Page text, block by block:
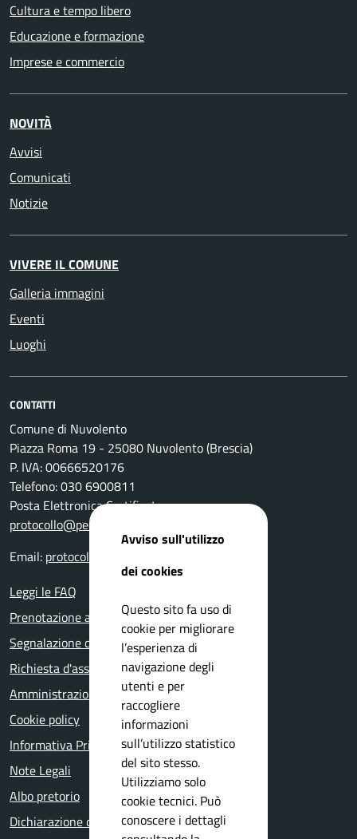
Cultura e tempo libero
Educazione e formazione
Imprese e commercio
NOVITÀ
Avvisi
Comunicati
Notizie
VIVERE IL COMUNE
Galleria immagini
Eventi
Luoghi
CONTATTI
Comune di Nuvolento
Piazza Roma 19 - 25080 Nuvolento (Brescia)
P. IVA: 00666520176
Telefono: 030 6900811
Posta Elettronica Certificata:
protocollo@pec.comune.nuvolento.bs.it
Email: protocollo@comune.nuvolento.bs.it
Leggi le FAQ
Prenotazione appuntamento
Segnalazione disservizio
Richiesta d'assistenza
Amministrazione trasparente
Cookie policy
Informativa Privacy
Note Legali
Albo pretorio
Dichiarazione di accessibilità
Avviso sull'utilizzo
dei cookies
Questo sito fa uso di
cookie per migliorare
l’esperienza di
navigazione degli
utenti e per
raccogliere
informazioni
sull’utilizzo statistico
del sito stesso.
Utilizziamo solo
cookie tecnici. Può
conoscere i dettagli